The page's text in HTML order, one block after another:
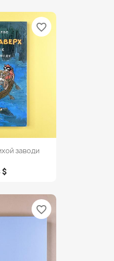
заводи
$
favorite_border
favorite_border